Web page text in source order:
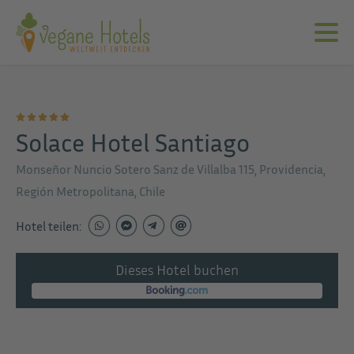
Solace Hotel Santiago
Monseñor Nuncio Sotero Sanz de Villalba 115, Providencia,
Región Metropolitana, Chile
Hotel teilen:
Dieses Hotel buchen